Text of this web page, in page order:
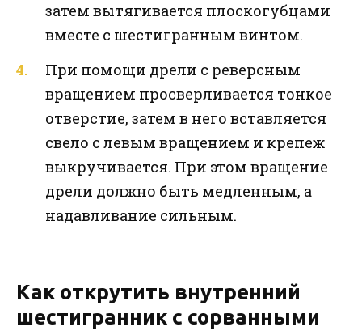
затем вытягивается плоскогубцами
вместе с шестигранным винтом.
При помощи дрели с реверсным
вращением просверливается тонкое
отверстие, затем в него вставляется
свело с левым вращением и крепеж
выкручивается. При этом вращение
дрели должно быть медленным, а
надавливание сильным.
Как открутить внутренний
шестигранник с сорванными